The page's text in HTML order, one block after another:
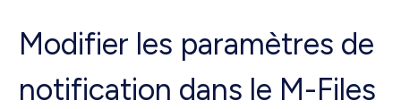
Modifier les paramètres de
notification dans le M-Files